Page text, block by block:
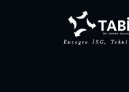
Entegre İSG,